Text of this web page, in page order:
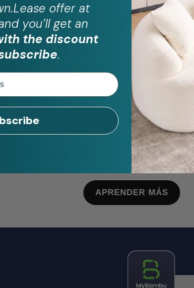
clientes una opción fácil
Llantas, Electrónicay
APRENDER MÁS
offer at
you’ll get an
the discount
.